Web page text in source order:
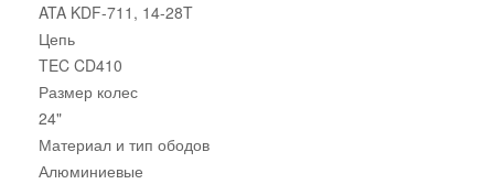
ATA KDF-711, 14-28T
Цепь
TEC CD410
Размер колес
24"
Материал и тип ободов
Алюминиевые